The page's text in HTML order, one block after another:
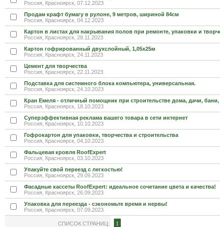
Россия, Красноярск, 07.12.2023
Продам крафт бумагу в рулоне, 9 метров, шириной 84см
Россия, Красноярск, 04.12.2023
Картон в листах для накрывания полов при ремонте, упаковки и
Россия, Красноярск, 28.11.2023
Картон гофрированный двухслойный, 1,05х25м
Россия, Красноярск, 24.11.2023
Цемент для творчества
Россия, Красноярск, 22.11.2023
Пoдстaвка для системнoго блoка компьютерa, универсальная.
Россия, Красноярск, 24.10.2023
Кран Емеля - отличный помощник при строительстве дома, дачи, бани,
Россия, Красноярск, 18.10.2023
Суперэффективная реклама вашего товара в сети интернет
Россия, Красноярск, 10.10.2023
Гофрокартон для упаковки, творчества и строительства
Россия, Красноярск, 04.10.2023
Фальцевая кровля RoofExpert
Россия, Красноярск, 03.10.2023
Упакуйте свой переезд с легкостью!
Россия, Красноярск, 29.09.2023
Фасадные кассеты RoofExpert: идеальное сочетание цвета и качества!
Россия, Красноярск, 26.09.2023
Упаковка для переезда - сэкономьте время и нервы!
Россия, Красноярск, 07.09.2023
СПИСОК СТРАНИЦ: 1